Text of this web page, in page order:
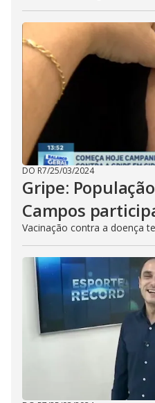
DO R7/25/03/2024
Gripe:
Campos
Vacinação contra a doença